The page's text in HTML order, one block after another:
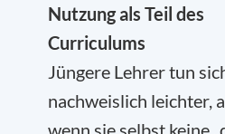
Nutzung als Teil des
Curriculums
Jüngere Lehrer tun
nachweislich leichter,
wenn sie selbst keine